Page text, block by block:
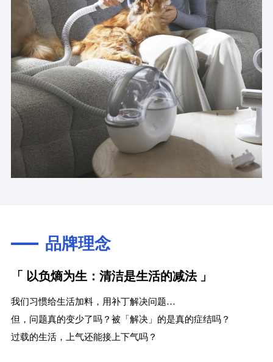
品牌理念
「 以负熵为生：清洁是生活的减法 」
我们习惯给生活加料，用补丁解决问题…
但，问题真的变少了吗？被「解决」的是真的症结吗？
过载的生活，上气还能接上下气吗？